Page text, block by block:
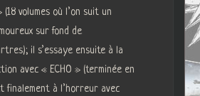
(18 volumes où l’on suit un
sur fond de
il s’essaye ensuite à la
avec « ECHO » (terminée en
finalement à l’horreur avec